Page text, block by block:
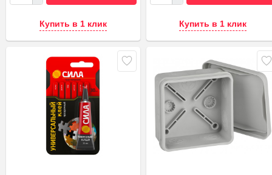
Купить в 1 клик Купить в 1 клик